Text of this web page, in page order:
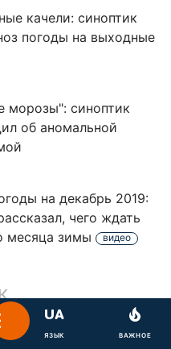
ЯЗЫК ВАЖНОЕ
качели: синоптик
погоды на выходные
морозы": синоптик
об аномальной
на декабрь 2019:
чего ждать
месяца зимы
видео
Новый год и
синоптик дал
ЯЗЫК ВАЖНОЕ